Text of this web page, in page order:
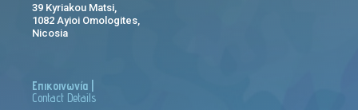
39 Kyriakou Matsi,
1082 Ayioi Omologites,
Nicosia
Επικοινωνία |
Contact Details